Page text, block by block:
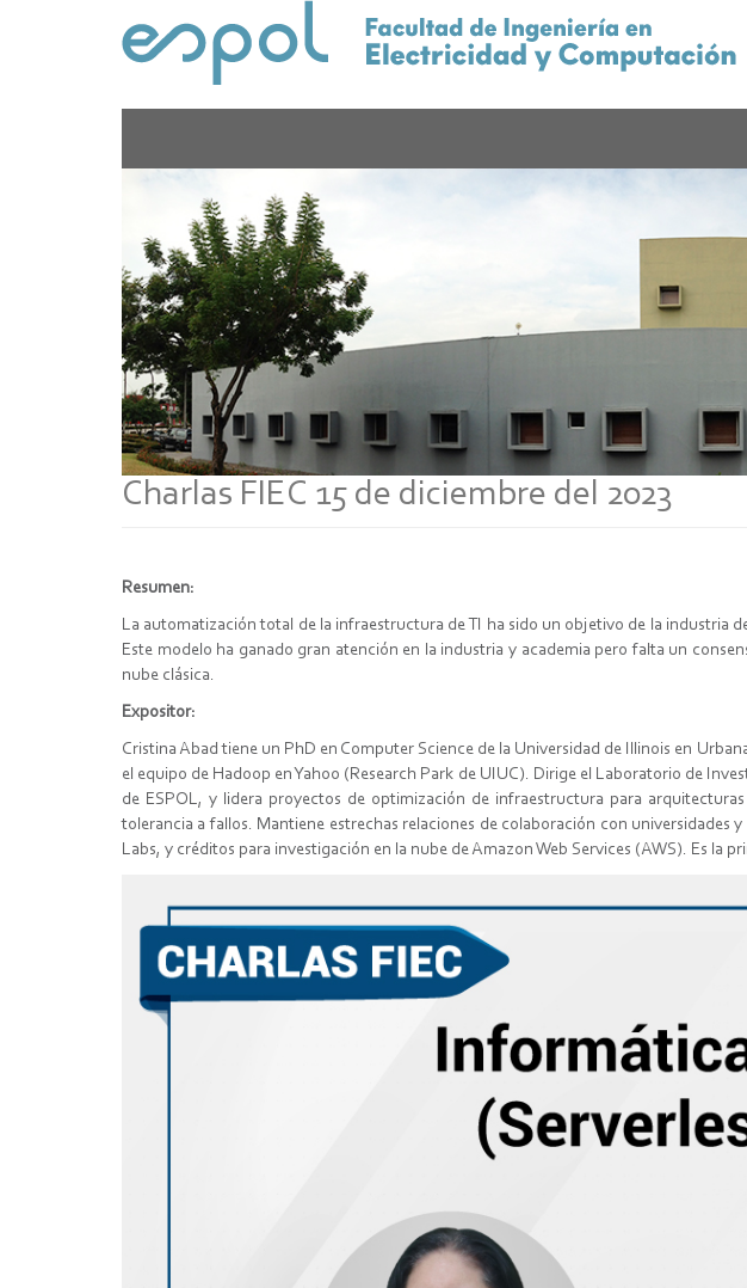
Charlas FIEC 15 de diciembre del 2023
Resumen:
La automatización total de la infraestructura de TI ha sido un objetivo de la industria
Este modelo ha ganado gran atención en la industria y academia pero falta un
nube clásica.
Expositor:
Cristina Abad tiene un PhD en Computer Science de la Universidad de Illinois en
el equipo de Hadoop en Yahoo (Research Park de UIUC). Dirige el Laboratorio de
de ESPOL, y lidera proyectos de optimización de infraestructura para
tolerancia a fallos. Mantiene estrechas relaciones de colaboración con
Labs, y créditos para investigación en la nube de Amazon Web Services (AWS). Es la